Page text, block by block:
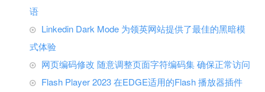
语
Linkedin Dark Mode 为领英网站提供了最佳的黑暗模
式体验
网页编码修改 随意调整页面字符编码集 确保正常访问
Flash Player 2023 在EDGE适用的Flash 播放器插件